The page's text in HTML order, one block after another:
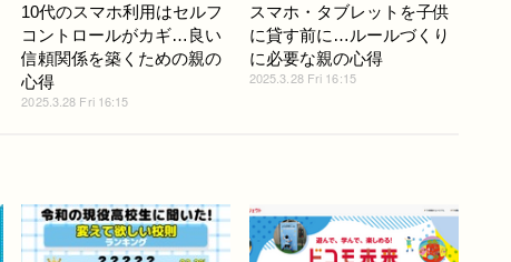
10代のスマホ利用はセルフ
コントロールがカギ…良い
信頼関係を築くための親の
心得
2025.3.28 Fri 16:15
スマホ・タブレットを子供
に貸す前に…ルールづくり
に必要な親の心得
2025.3.28 Fri 16:15